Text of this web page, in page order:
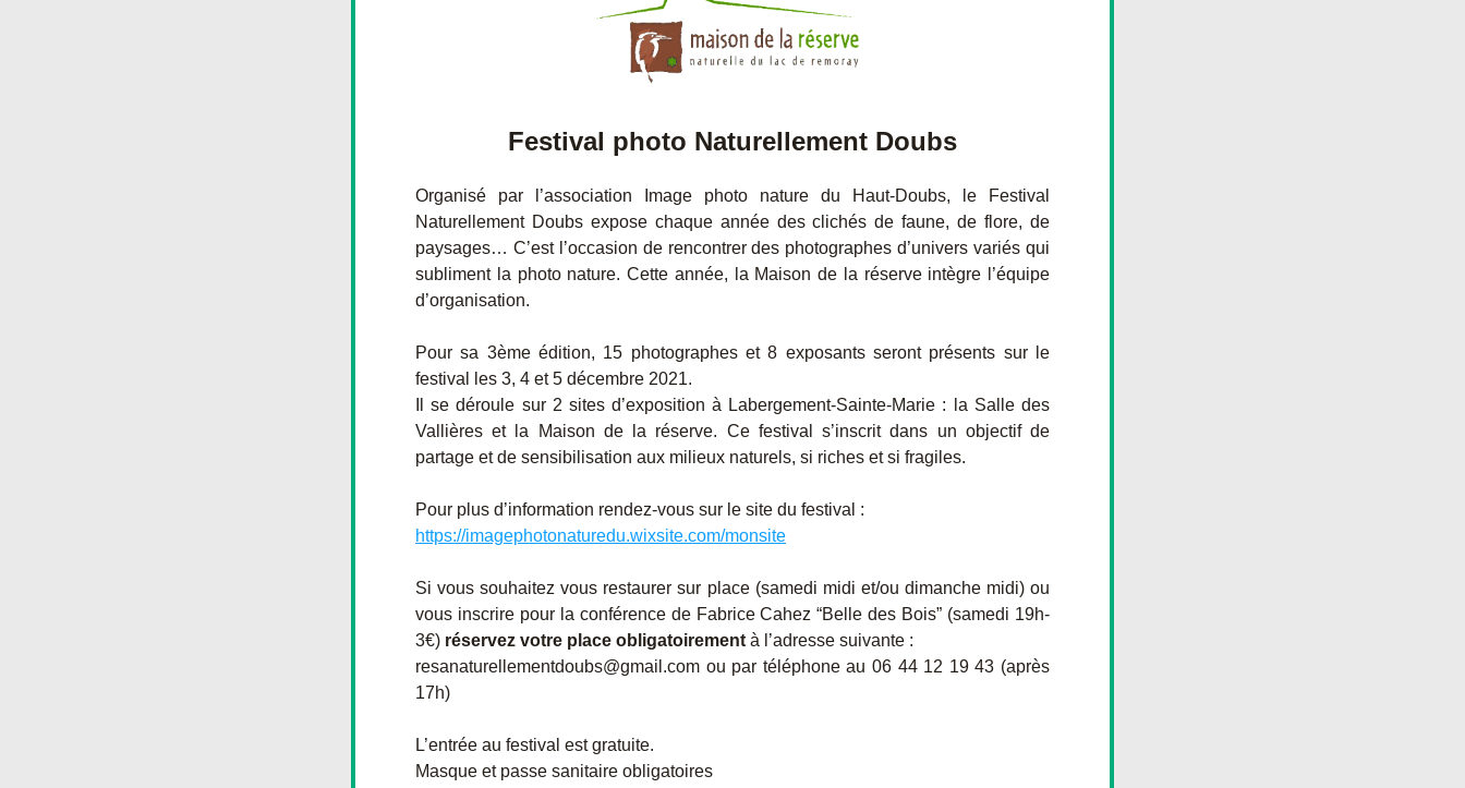
Festival photo Naturellement Doubs
Organisé par l’association Image photo nature du Haut-Doubs, le Festival
Naturellement Doubs expose chaque année des clichés de faune, de flore, de
paysages… C’est l’occasion de rencontrer des photographes d’univers variés qui
subliment la photo nature. Cette année, la Maison de la réserve intègre l’équipe
d’organisation.
Pour sa 3ème édition, 15 photographes et 8 exposants seront présents sur le
festival les 3, 4 et 5 décembre 2021.
Il se déroule sur 2 sites d’exposition à Labergement-Sainte-Marie : la Salle des
Vallières et la Maison de la réserve. Ce festival s’inscrit dans un objectif de
partage et de sensibilisation aux milieux naturels, si riches et si fragiles.
Pour plus d’information rendez-vous sur le site du festival :
https://imagephotonaturedu.wixsite.com/monsite
Si vous souhaitez vous restaurer sur place (samedi midi et/ou dimanche midi) ou
vous inscrire pour la conférence de Fabrice Cahez “Belle des Bois” (samedi 19h-
3€) réservez votre place obligatoirement à l’adresse suivante :
resanaturellementdoubs@gmail.com ou par téléphone au 06 44 12 19 43 (après
17h)
L’entrée au festival est gratuite.
Masque et passe sanitaire obligatoires